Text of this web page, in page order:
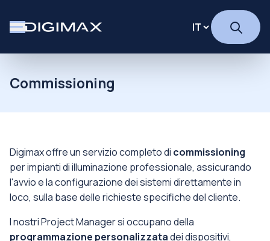
Commissioning
Digimax offre un servizio completo di commissioning
per impianti di illuminazione professionale, assicurando
l'avvio e la configurazione dei sistemi direttamente in
loco, sulla base delle richieste specifiche del cliente.
I nostri Project Manager si occupano della
programmazione personalizzatadei dispositivi,